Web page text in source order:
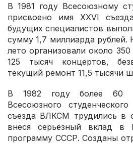
В 1981 году Всесоюзному
присвоено имя XXVI
будущих специалистов
сумму 1,7 миллиарда
лето организовали около
125 тысяч концертов,
текущий ремонт 11,5 тысячи
В 1982 году более 60
Всесоюзного
съезда ВЛКСМ трудились в
внеся серьёзный вклад в
программу СССР. Созданы